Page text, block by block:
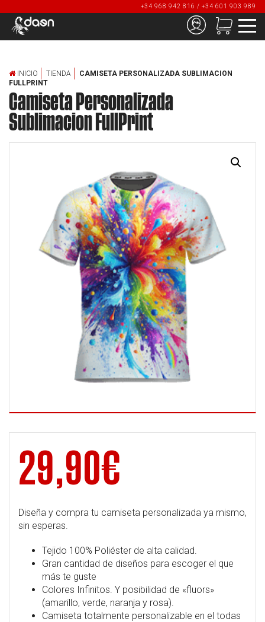
+34 968 942 816 / +34 601 903 989
INICIO TIENDA
CAMISETA PERSONALIZADA SUBLIMACION
FULLPRINT
Camiseta Personalizada
Sublimacion FullPrint
29,90€
Diseña y compra tu camiseta personalizada ya mismo,
sin esperas.
Tejido 100% Poliéster de alta calidad.
Gran cantidad de diseños para escoger el que
más te guste
Colores Infinitos. Y posibilidad de «fluors»
(amarillo, verde, naranja y rosa).
Camiseta totalmente personalizable en el todas